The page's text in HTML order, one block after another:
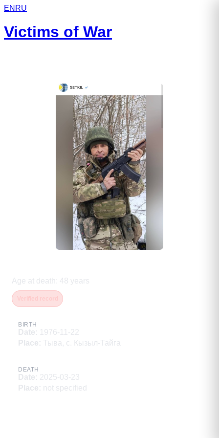
EN RU
Victims of War
Age at death : 48 years
BIRTH
Date: 1976-11-22
Place: Тыва, с. Кызыл-Тайга
DEATH
Date: 2025-03-23
Place: not specified